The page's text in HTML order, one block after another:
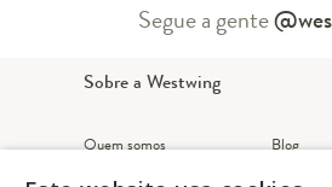
Segue a gente
Sobre a Westwing
Quem somos
Blog